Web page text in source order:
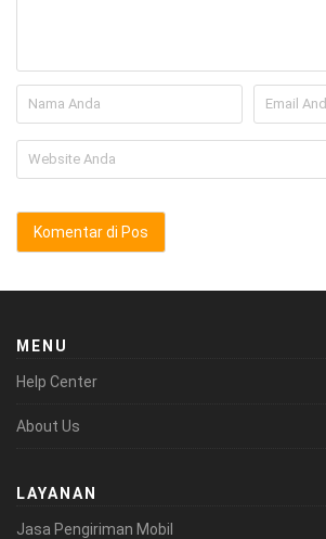
MENU
Help Center
About Us
LAYANAN
Jasa Pengiriman Mobil